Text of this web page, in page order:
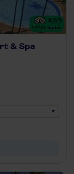
4.3/5
14724 opinie
& Spa